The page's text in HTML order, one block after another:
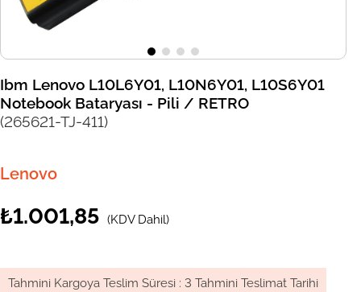
Ibm Lenovo L10L6Y01, L10N6Y01, L10S6Y01
Notebook Bataryası - Pili / RETRO
(265621-TJ-411)
Lenovo
₺1.001,85 (KDV Dahil)
Tahmini Kargoya Teslim Süresi : 3 Tahmini Teslimat Tarihi